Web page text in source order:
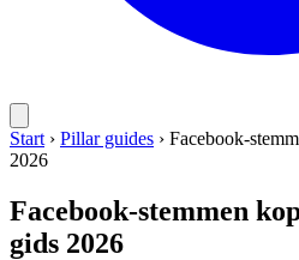
Start › Pillar guides › Facebook-
2026
Facebook-stemmen
gids 2026